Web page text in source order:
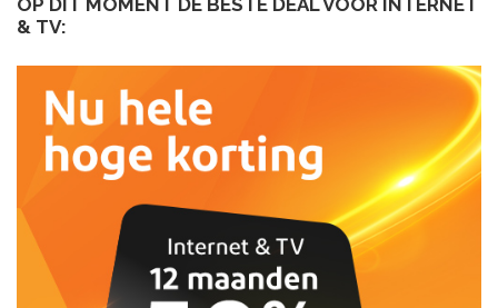
OP DIT MOMENT DE BESTE DEAL VOOR INTERNET
& TV: